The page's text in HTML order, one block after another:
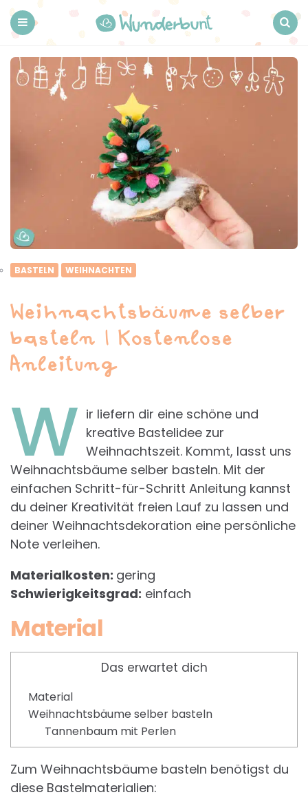
BASTELN WEIHNACHTEN
Weihnachtsbäume selber
basteln | Kostenlose
Anleitung
W ir liefern dir eine schöne und
kreative Bastelidee zur
Weihnachtszeit. Kommt, lasst uns
Weihnachtsbäume selber basteln. Mit der
einfachen Schritt-für-Schritt Anleitung kannst
du deiner Kreativität freien Lauf zu lassen und
deiner Weihnachtsdekoration eine persönliche
Note verleihen.
Materialkosten: gering
Schwierigkeitsgrad: einfach
Material
Das erwartet dich
Material
Weihnachtsbäume selber basteln
Tannenbaum mit Perlen
Zum Weihnachtsbäume basteln benötigst du
diese Bastelmaterialien: